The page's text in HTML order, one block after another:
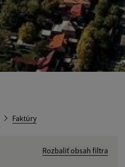
Faktúry
Rozbaliť obsah filtra